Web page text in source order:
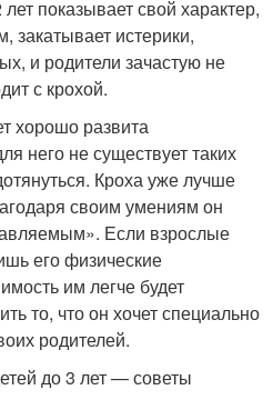
показывает свой характер,
закатывает истерики,
и родители зачастую не
с крохой.
хорошо развита
него не существует таких
Кроха уже лучше
своим умениям он
Если взрослые
его физические
им легче будет
то, что он хочет специально
родителей.
до 3 лет — советы